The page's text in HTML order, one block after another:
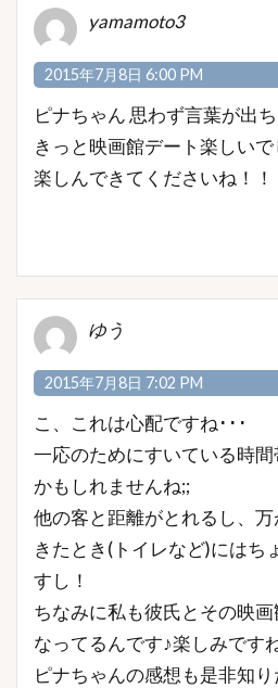
yamamoto3
2015年7月8日 6:00 PM
ピナちゃん 思わず言葉が出
きっと映画館デート楽しい
楽しんできてくださいね！！
ゆう
2015年7月8日 7:02 PM
こ、これは心配ですね･･･
一応のためにすいている時
かもしれませんね;;
他の客と距離がとれるし、
きたとき(トイレなど)にはち
すし！
ちなみに私も彼氏とその映
なってるんです♪楽しみです
ピナちゃんの感想も是非知